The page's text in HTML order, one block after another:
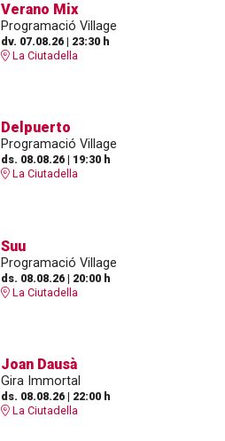
Verano Mix
Programació Village
dv. 07.08.26| 23:30 h
La Ciutadella
Delpuerto
Programació Village
ds. 08.08.26| 19:30 h
La Ciutadella
Suu
Programació Village
ds. 08.08.26| 20:00 h
La Ciutadella
Joan Dausà
Gira Immortal
ds. 08.08.26| 22:00 h
La Ciutadella